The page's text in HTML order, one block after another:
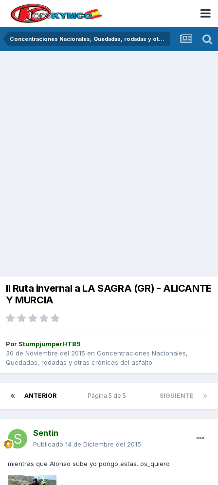
Concentraciones Nacionales, Quedadas, rodadas y otras crónicas del asfalto
II Ruta invernal a LA SAGRA (GR) - ALICANTE
Y MURCIA
Por StumpjumperHT89
30 de Noviembre del 2015 en Concentraciones Nacionales,
Quedadas, rodadas y otras crónicas del asfalto
ANTERIOR SIGUIENTE
Página 5 de 5
Sentin
Publicado 14 de Diciembre del 2015
mientras que Alonso sube yo pongo estas. os_quiero